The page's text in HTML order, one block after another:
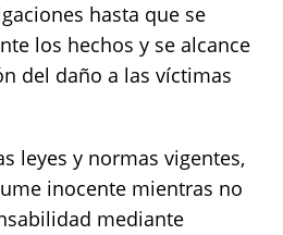
hasta que se
los hechos y se alcance
del daño a las víctimas
leyes y normas vigentes,
inocente mientras no
mediante